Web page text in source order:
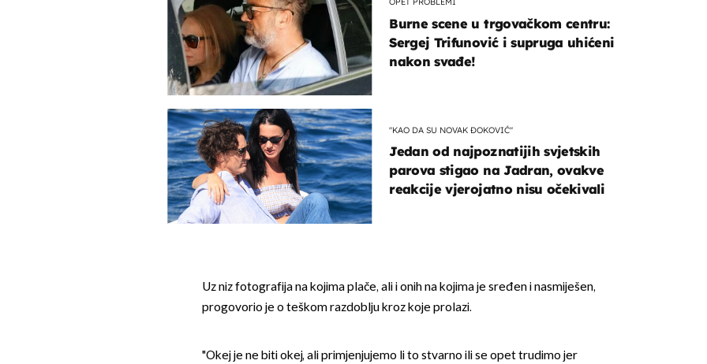
Burne scene u trgovačkom centru:
Sergej Trifunović i supruga uhićeni
nakon svađe!
"KAO DA SU NOVAK ĐOKOVIĆ"
Jedan od najpoznatijih svjetskih
parova stigao na Jadran, ovakve
reakcije vjerojatno nisu očekivali
Uz niz fotografija na kojima plače, ali i onih na kojima je sređen i nasmiješen,
progovorio je o teškom razdoblju kroz koje prolazi.
"Okej je ne biti okej, ali primjenjujemo li to stvarno ili se opet trudimo jer